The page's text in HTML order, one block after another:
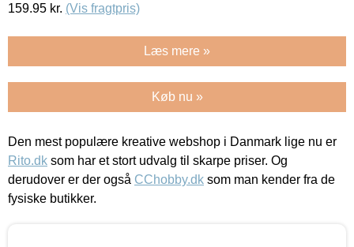
159.95 kr. (Vis fragtpris)
Læs mere »
Køb nu »
Den mest populære kreative webshop i Danmark lige nu er
Rito.dk som har et stort udvalg til skarpe priser. Og
derudover er der også CChobby.dk som man kender fra de
fysiske butikker.